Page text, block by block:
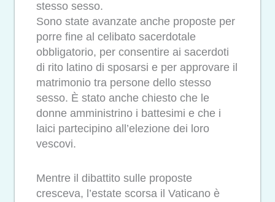
stesso sesso.
Sono state avanzate anche proposte per
porre fine al celibato sacerdotale
obbligatorio, per consentire ai sacerdoti
di rito latino di sposarsi e per approvare il
matrimonio tra persone dello stesso
sesso. È stato anche chiesto che le
donne amministrino i battesimi e che i
laici partecipino all’elezione dei loro
vescovi.
Mentre il dibattito sulle proposte
cresceva, l’estate scorsa il Vaticano è